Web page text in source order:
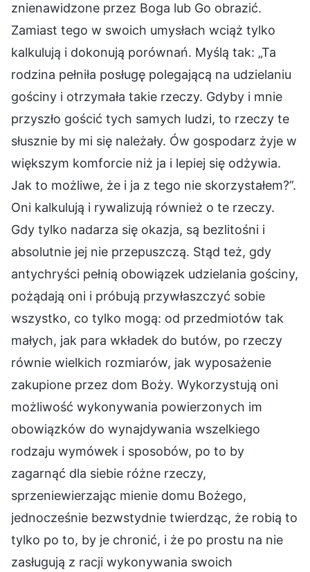
znienawidzone przez Boga lub Go obrazić.
Zamiast tego w swoich umysłach wciąż tylko
kalkulują i dokonują porównań. Myślą tak: „Ta
rodzina pełniła posługę polegającą na udzielaniu
gościny i otrzymała takie rzeczy. Gdyby i mnie
przyszło gościć tych samych ludzi, to rzeczy te
słusznie by mi się należały. Ów gospodarz żyje w
większym komforcie niż ja i lepiej się odżywia.
Jak to możliwe, że i ja z tego nie skorzystałem?”.
Oni kalkulują i rywalizują również o te rzeczy.
Gdy tylko nadarza się okazja, są bezlitośni i
absolutnie jej nie przepuszczą. Stąd też, gdy
antychryści pełnią obowiązek udzielania gościny,
pożądają oni i próbują przywłaszczyć sobie
wszystko, co tylko mogą: od przedmiotów tak
małych, jak para wkładek do butów, po rzeczy
równie wielkich rozmiarów, jak wyposażenie
zakupione przez dom Boży. Wykorzystują oni
możliwość wykonywania powierzonych im
obowiązków do wynajdywania wszelkiego
rodzaju wymówek i sposobów, po to by
zagarnąć dla siebie różne rzeczy,
sprzeniewierzając mienie domu Bożego,
jednocześnie bezwstydnie twierdząc, że robią to
tylko po to, by je chronić, i że po prostu na nie
zasługują z racji wykonywania swoich